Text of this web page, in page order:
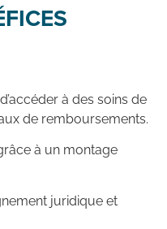
à des soins de
de remboursements.
à un montage
juridique et